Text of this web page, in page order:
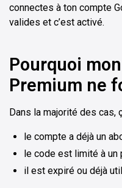
connectes à ton compte
valides et c’est activé.
Pourquoi
Premium ne
Dans la majorité des cas,
le compte a déjà un
le code est limité à
il est expiré ou déjà